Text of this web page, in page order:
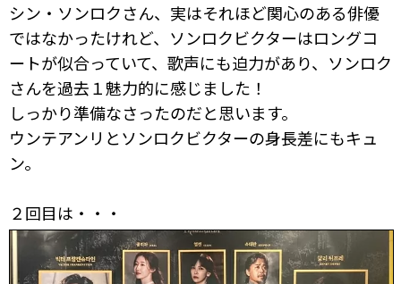
シン・ソンロクさん、実はそれほど関心のある俳優
ではなかったけれど、ソンロクビクターはロングコ
ートが似合っていて、歌声にも迫力があり、ソンロク
さんを過去１魅力的に感じました！
しっかり準備なさったのだと思います。
ウンテアンリとソンロクビクターの身長差にもキュ
ン。
２回目は・・・